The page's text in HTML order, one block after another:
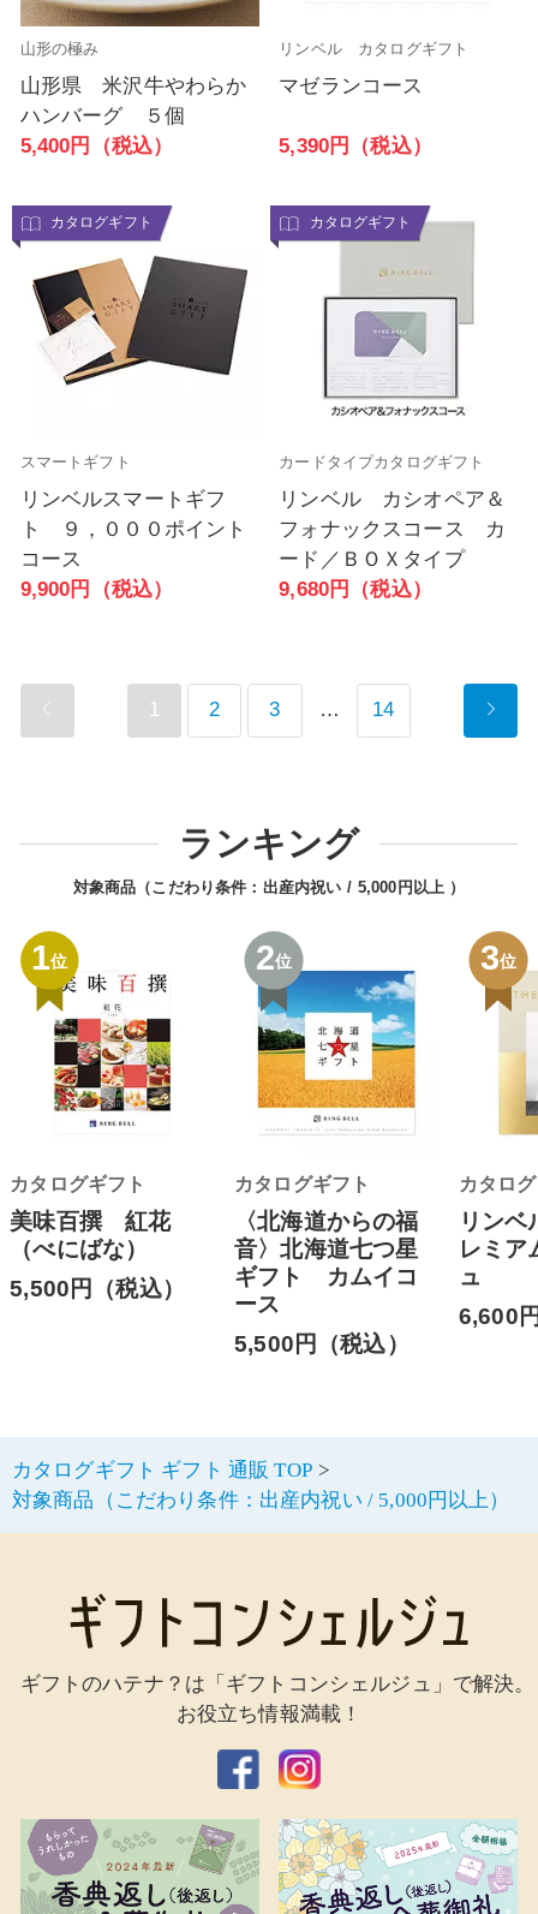
山形の極み
山形県 米沢牛やわらか
ハンバーグ ５個
5,400円（税込）
リンベル カタログギフト
マゼランコース
5,390円（税込）
カタログギフト
スマートギフト
リンベルスマートギフ
ト ９，０００ポイント
コース
9,900円（税込）
カタログギフト
カードタイプカタログギフト
リンベル カシオペア＆
フォナックスコース カ
ード／ＢＯＸタイプ
9,680円（税込）
1 2 3 … 14
ランキング
対象商品（こだわり条件： 出産内祝い 5,000円以上 ）
1位
カタログギフト
美味百撰 紅花
（べにばな）
5,500円（税込）
2位
カタログギフト
〈北海道からの福
音〉北海道七つ星
ギフト カムイコ
ース
5,500円（税込）
3位
カタロ
リン
レミ
ュ
6,600
カタログギフト ギフト 通販 TOP
対象商品（こだわり条件：出産内祝い / 5,000円以上）
ギフトのハテナ？は「ギフトコンシェルジュ」で解決。
お役立ち情報満載！